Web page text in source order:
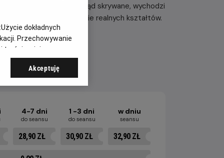
grę. To, co dotąd skrywane, wychodzi
nabierać niebezpiecznie realnych kształtów.
4-7 dni
do seansu
1 -3 dni
do seansu
w dniu
seansu
28,90 ZŁ 30,90 ZŁ 32,90 ZŁ
Użycie dokładnych
Przechowywanie
opinie
Akceptuję